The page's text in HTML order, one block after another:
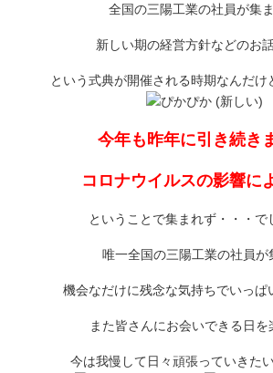
全国の三陽工業の社員が集
新しい期の経営方針などのお
という式典が開催される時期なんだけ
今年も昨年に引き続き
コロナウイルスの影響に
ということで集まれず・・・で
唯一全国の三陽工業の社員が
機会なだけに残念な気持ちでいっぱ
また皆さんにお会いできる日を
今は我慢して日々頑張っていきた